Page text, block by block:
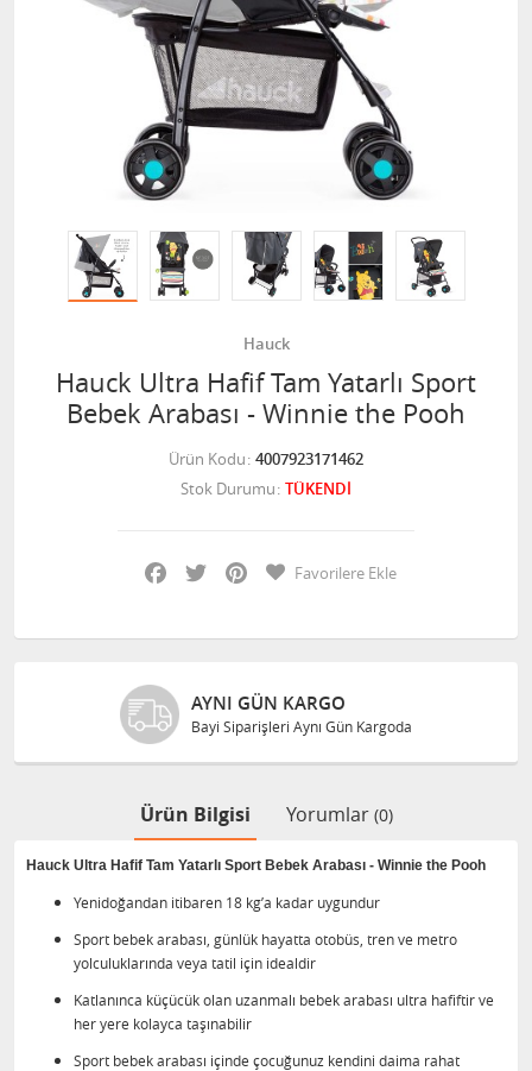
Hauck
Hauck Ultra Hafif Tam Yatarlı Sport
Bebek Arabası - Winnie the Pooh
Ürün Kodu 4007923171462
Stok Durumu TÜKENDİ
Facebook
Twitter PinterestFavorilere Ekle
AYNI GÜN KARGO
Bayi Siparişleri Aynı Gün Kargoda
Ürün Bilgisi Yorumlar (0)
Hauck Ultra Hafif Tam Yatarlı Sport Bebek Arabası - Winnie the Pooh
Yenidoğandan itibaren 18 kg’a kadar uygundur
Sport bebek arabası, günlük hayatta otobüs, tren ve metro
yolculuklarında veya tatil için idealdir
Katlanınca küçücük olan uzanmalı bebek arabası ultra hafiftir ve
her yere kolayca taşınabilir
Sport bebek arabası içinde çocuğunuz kendini daima rahat